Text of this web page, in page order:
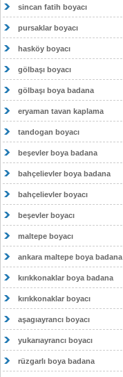
sincan fatih boyacı
pursaklar boyacı
hasköy boyacı
gölbaşı boyacı
gölbaşı boya badana
eryaman tavan kaplama
tandogan boyacı
beşevler boya badana
bahçelievler boya badana
bahçelievler boyacı
beşevler boyacı
maltepe boyacı
ankara maltepe boya badana
kırıkkonaklar boya badana
kırıkkonaklar boyacı
aşagıayrancı boyacı
yukarıayrancı boyacı
rüzgarlı boya badana